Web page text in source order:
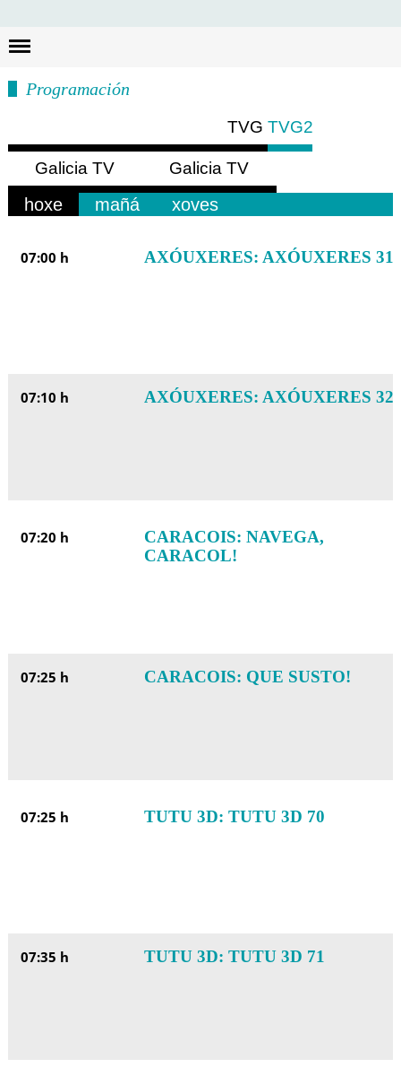
Programación
TVG TVG2
Galicia TV
Europa
Galicia TV
América
hoxe mañá xoves
07:00 h AXÓUXERES: AXÓUXERES 31
07:10 h AXÓUXERES: AXÓUXERES 32
07:20 h
CARACOIS: NAVEGA,
CARACOL!
07:25 h CARACOIS: QUE SUSTO!
07:25 h TUTU 3D: TUTU 3D 70
07:35 h TUTU 3D: TUTU 3D 71